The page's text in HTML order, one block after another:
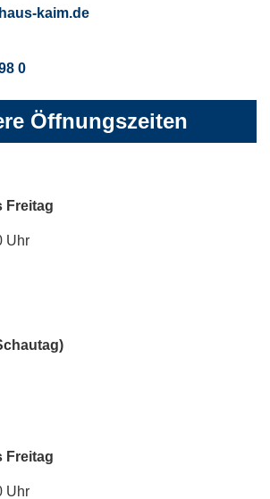
kaim.de
0
Öffnungszeiten
Freitag
Uhr
Freitag
Uhr